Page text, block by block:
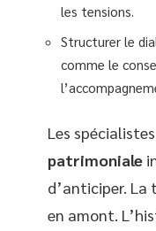
les tensions.
Structurer le
comme le
Les
patrimoniale
d’anticiper. La
en amont.